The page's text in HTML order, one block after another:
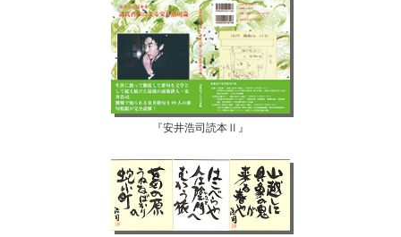
『安井浩司読本Ⅱ』